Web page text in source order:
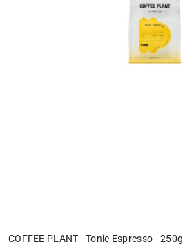
COFFEE PLANT - Tonic Espresso - 250g